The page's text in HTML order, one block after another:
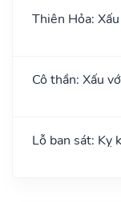
Thiên Hỏa:
Cô thần: Xấu
Lỗ ban sát: Kỵ